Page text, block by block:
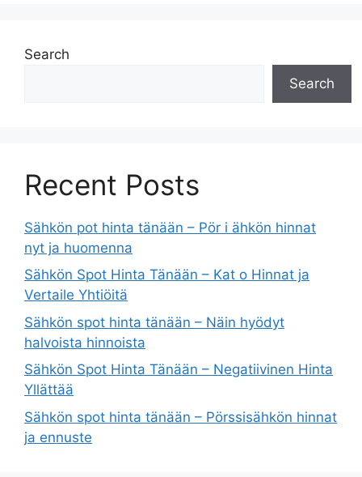
Search
Search
Recent Posts
Sähkön pot hinta tänään – Pör i ähkön hinnat
nyt ja huomenna
Sähkön Spot Hinta Tänään – Kat o Hinnat ja
Vertaile Yhtiöitä
Sähkön spot hinta tänään – Näin hyödyt
halvoista hinnoista
Sähkön Spot Hinta Tänään – Negatiivinen Hinta
Yllättää
Sähkön spot hinta tänään – Pörssisähkön hinnat
ja ennuste